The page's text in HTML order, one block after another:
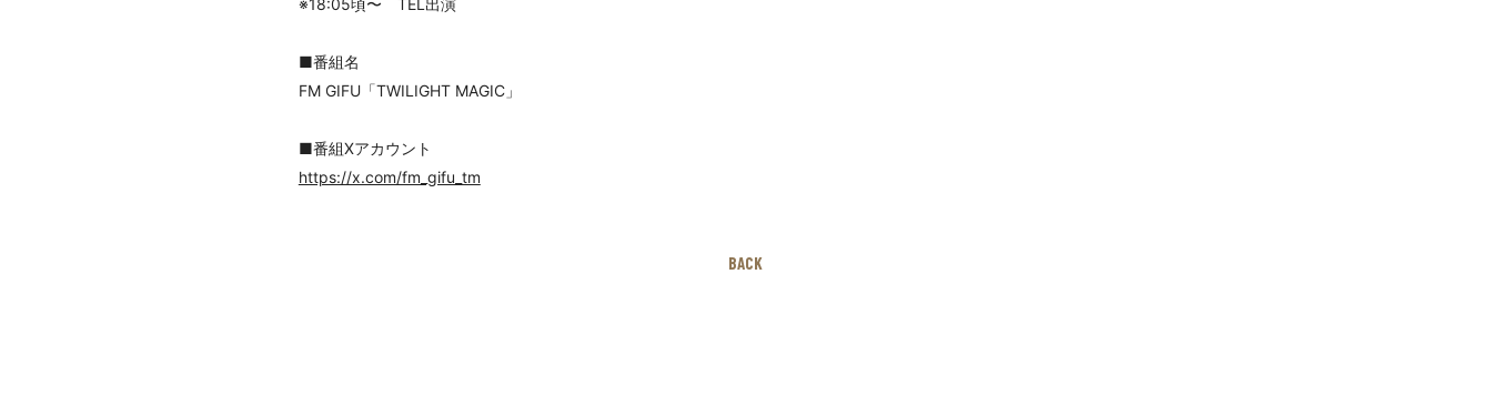
※18:05頃〜 TEL出演
■番組名
FM GIFU「TWILIGHT MAGIC」
■番組Xアカウント
https://x.com/fm_gifu_tm
BACK